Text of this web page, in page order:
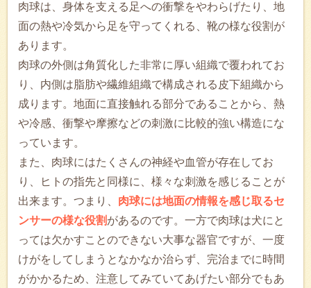
肉球は、身体を支える足への衝撃をやわらげたり、地
面の熱や冷気から足を守ってくれる、靴の様な役割が
あります。
肉球の外側は角質化した非常に厚い組織で覆われてお
り、内側は脂肪や繊維組織で構成される皮下組織から
成ります。地面に直接触れる部分であることから、熱
や冷感、衝撃や摩擦などの刺激に比較的強い構造にな
っています。
また、肉球にはたくさんの神経や血管が存在してお
り、ヒトの指先と同様に、様々な刺激を感じることが
出来ます。つまり、 肉球には地面の情報を感じ取るセ
ンサーの様な役割があるのです。一方で肉球は犬にと
っては欠かすことのできない大事な器官ですが、一度
けがをしてしまうとなかなか治らず、完治までに時間
がかかるため、注意してみていてあげたい部分でもあ